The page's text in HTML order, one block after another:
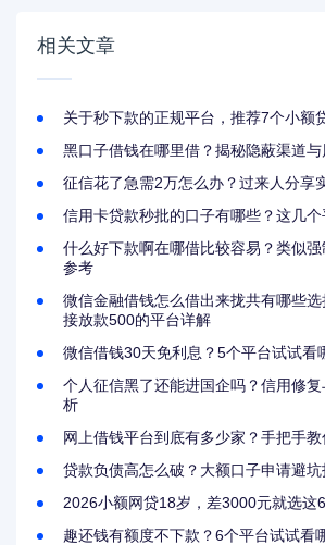
相关文章
关于秒下款的正规平台，推荐7个小额
黑口子借钱在哪里借？揭秘隐蔽渠道
征信花了急需2万怎么办？过来人分享
信用卡贷款秒批的口子有哪些？这几
什么好下款啊在哪借比较容易？类似
参考
微信金融借钱怎么借出来拢共有哪些
接放款500的平台详解
微信借钱30天免利息？5个平台试试看
个人征信黑了还能进国企吗？信用修
析
网上借钱平台到底有多少家？手把手
贷款负债高怎么破？大额口子申请避坑
2026小额网贷18岁，差3000元就选这
趣还钱有额度不下款？6个平台试试看